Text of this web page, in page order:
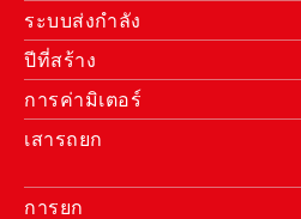
ระบบส่งกำลัง
ปีที่สร้าง
การค่ามิเตอร์
เสารถยก
การยก